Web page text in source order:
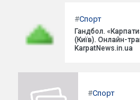
#Спорт
Гандбол.
(Київ). Онлайн-
KarpatNews.in.ua
#Спорт